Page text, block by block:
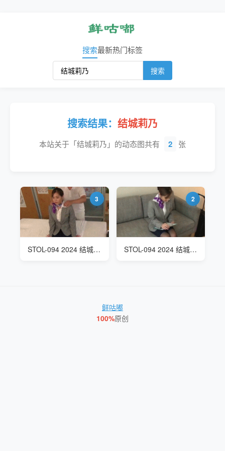
搜索最新热门标签
搜索
搜索结果： 结城莉乃
本站关于「结城莉乃」的动态图共有 2 张
3
STOL-094 2024 结城梨乃(結城りの Yuki Rino)航空公司空姐美腿恢复性按摩
2
STOL-094 2024 结城梨乃(結城りの Yuki Rino) 航空公司空姐美腿恢复性按摩
鲜咕嘟
100%原创